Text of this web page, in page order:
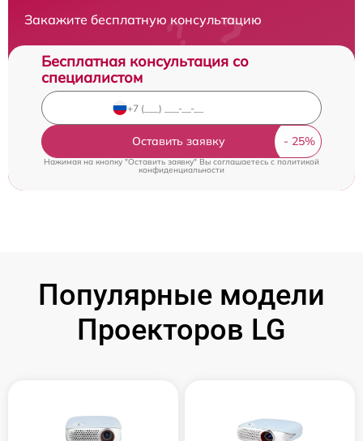
Закажите бесплатную консультацию
Бесплатная консультация со
специалистом
Оставить заявку
Нажимая на кнопку "Оставить заявку" Вы соглашаетесь cполитикой
конфиденциальности
Популярные модели
Проекторов LG